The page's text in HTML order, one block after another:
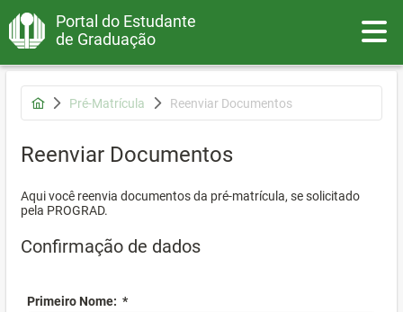
Portal do Estudante
de Graduação
Pré-Matrícula Reenviar Documentos
Reenviar Documentos
Aqui você reenvia documentos da pré-matrícula, se solicitado
pela PROGRAD.
Confirmação de dados
Primeiro Nome: *